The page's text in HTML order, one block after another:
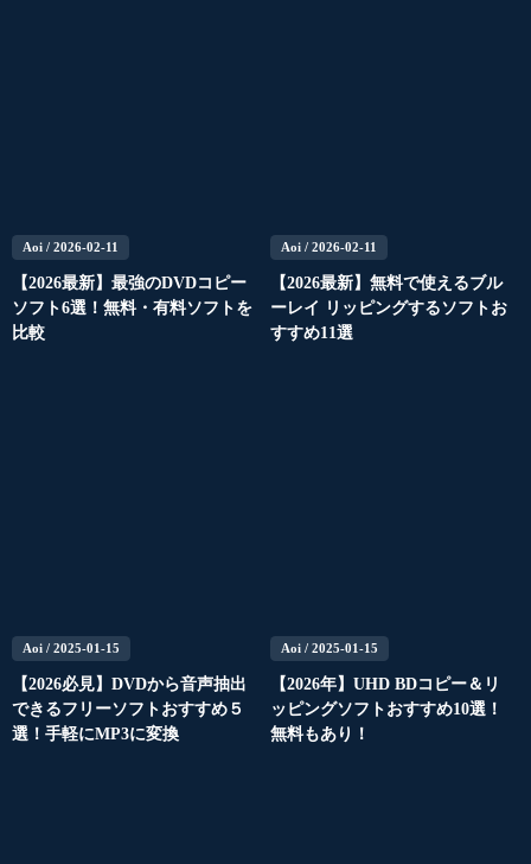
Aoi / 2026-02-11
【2026最新】最強のDVDコピー
ソフト6選！無料・有料ソフトを
比較
Aoi/ 2026-02-11
【2026最新】無料で使えるブル
ーレイ リッピングするソフトお
すすめ11選
Aoi / 2025-01-15
【2026必見】DVDから音声抽出
できるフリーソフトおすすめ５
選！手軽にMP3に変換
Aoi/ 2025-01-15
【2026年】UHD BDコピー＆リ
ッピングソフトおすすめ10選！
無料もあり！